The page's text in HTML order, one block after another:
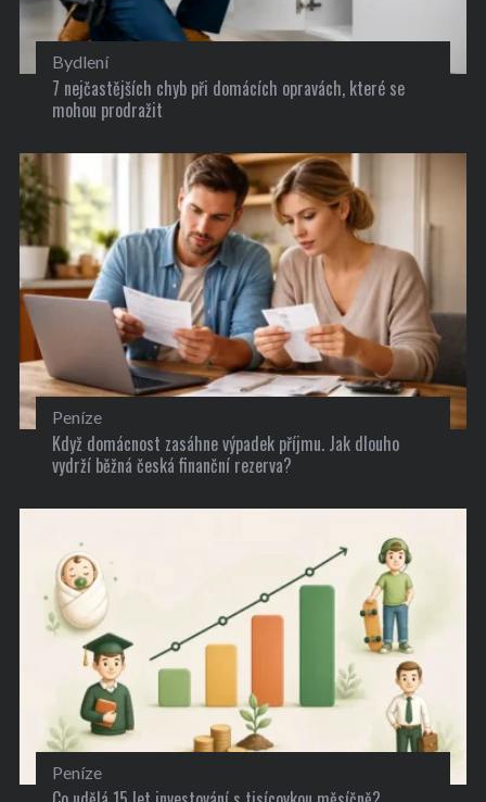
Bydlení
7 nejčastějších chyb při domácích opravách, které se
mohou prodražit
Peníze
Když domácnost zasáhne výpadek příjmu. Jak dlouho
vydrží běžná česká finanční rezerva?
Peníze